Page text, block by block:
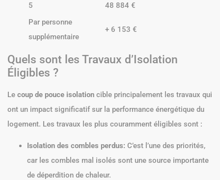
5
48 884 €
Par personne
supplémentaire
+ 6 153 €
Quels sont les Travaux d’Isolation
Éligibles ?
Le coup de pouce isolation cible principalement les travaux qui
ont un impact significatif sur la performance énergétique du
logement. Les travaux les plus couramment éligibles sont :
Isolation des combles perdus: C’est l’une des priorités,
car les combles mal isolés sont une source importante
de déperdition de chaleur.